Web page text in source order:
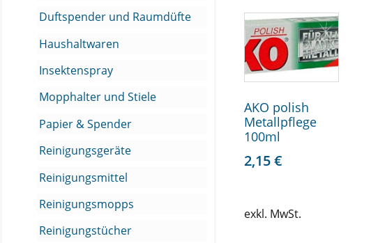
Duftspender und Raumdüfte
Haushaltwaren
Insektenspray
Mopphalter und Stiele
Papier & Spender
Reinigungsgeräte
Reinigungsmittel
Reinigungsmopps
Reinigungstücher
AKO polish
Metallpflege
100ml
2,15€
exkl. MwSt.